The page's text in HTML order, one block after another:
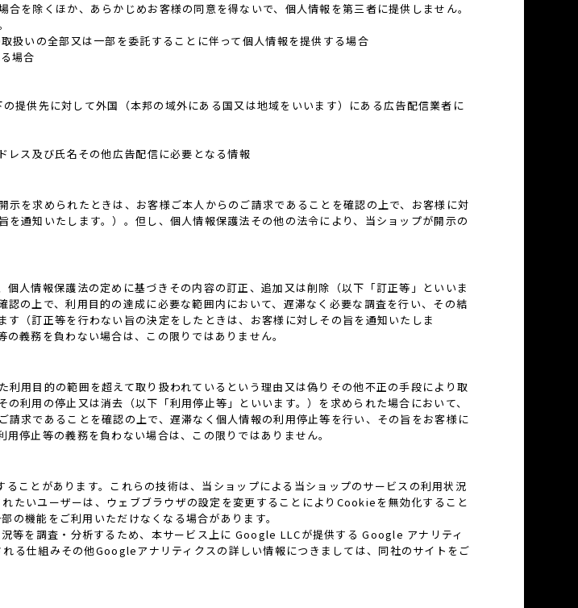
を除くほか、あらかじめお客様の同意を得ないで、個人情報を第三者に提供しません。
扱いの全部又は一部を委託することに伴って個人情報を提供する場合
場合
提供先に対して外国（本邦の域外にある国又は地域をいいます）にある広告配信業者に
レス及び氏名その他広告配信に必要となる情報
を求められたときは、お客様ご本人からのご請求であることを確認の上で、お客様に対
通知いたします。）。但し、個人情報保護法その他の法令により、当ショップが開示の
人情報保護法の定めに基づきその内容の訂正、追加又は削除（以下「訂正等」といいま
の上で、利用目的の達成に必要な範囲内において、遅滞なく必要な調査を行い、その結
（訂正等を行わない旨の決定をしたときは、お客様に対しその旨を通知いたしま
義務を負わない場合は、この限りではありません。
用目的の範囲を超えて取り扱われているという理由又は偽りその他不正の手段により取
利用の停止又は消去（以下「利用停止等」といいます。）を求められた場合において、
求であることを確認の上で、遅滞なく個人情報の利用停止等を行い、その旨をお客様に
停止等の義務を負わない場合は、この限りではありません。
ことがあります。これらの技術は、当ショップによる当ショップのサービスの利用状況
たいユーザーは、ウェブブラウザの設定を変更することによりCookieを無効化すること
機能をご利用いただけなくなる場合があります。
等を調査・分析するため、本サービス上に Google LLCが提供する Google アナリティ
る仕組みその他Googleアナリティクスの詳しい情報につきましては、同社のサイトをご